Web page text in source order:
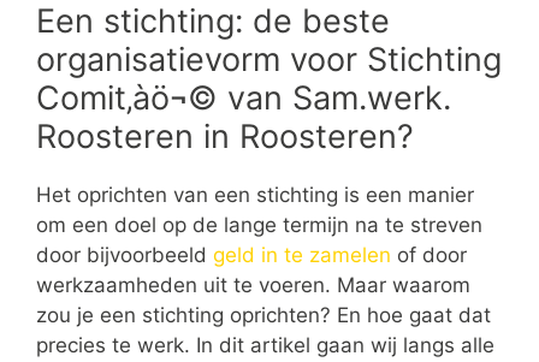
Een stichting: de beste
organisatievorm voor Stichting
Comit‚àö¬© van Sam.werk.
Roosteren in Roosteren?
Het oprichten van een stichting is een manier
om een doel op de lange termijn na te streven
door bijvoorbeeld geld in te zamelen of door
werkzaamheden uit te voeren. Maar waarom
zou je een stichting oprichten? En hoe gaat dat
precies te werk. In dit artikel gaan wij langs alle